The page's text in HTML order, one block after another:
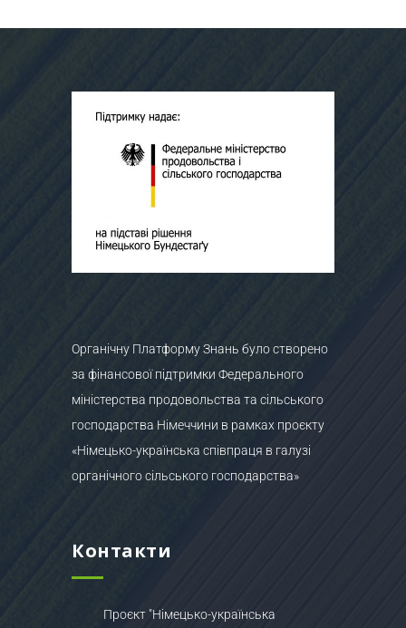
Органічну Платформу Знань було створено
за фінансової підтримки Федерального
міністерства продовольства та сільського
господарства Німеччини в рамках проєкту
«Німецько-українська співпраця в галузі
органічного сільського господарства»
Контакти
Проєкт "Німецько-українська